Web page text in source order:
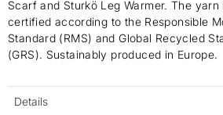
Scarf and Sturkö Leg Warmer. The yarn
certified according to the Responsible
Standard (RMS) and Global Recycled
(GRS). Sustainably produced in Europe.
Details